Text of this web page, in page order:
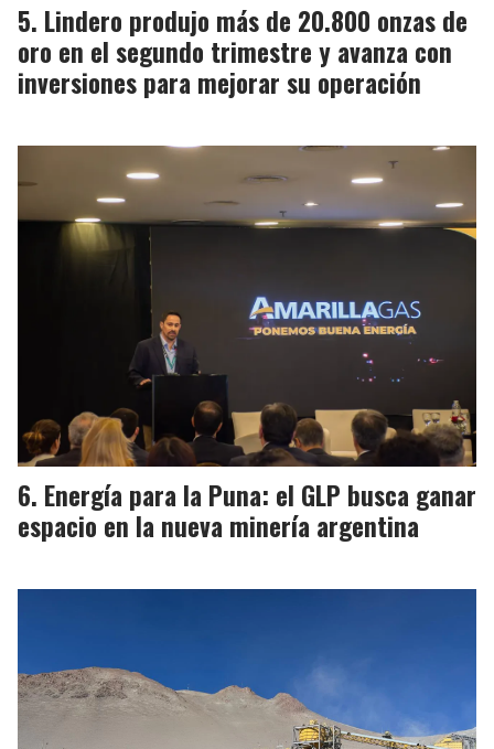
Lindero produjo más de 20.800 onzas de
oro en el segundo trimestre y avanza con
inversiones para mejorar su operación
Energía para la Puna: el GLP busca ganar
espacio en la nueva minería argentina